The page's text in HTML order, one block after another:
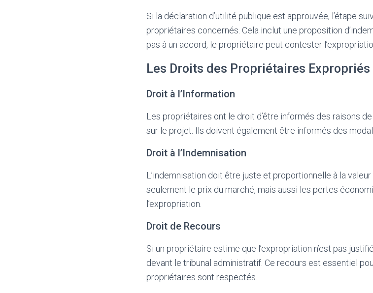
Si la déclaration d’utilité publique est approuvée, l’étape
propriétaires concernés. Cela inclut une proposition
pas à un accord, le propriétaire peut contester
Les Droits des Propriétaires Expropriés
Droit à l’Information
Les propriétaires ont le droit d’être informés des raisons
sur le projet. Ils doivent également être informés des
Droit à l’Indemnisation
L’indemnisation doit être juste et proportionnelle à la
seulement le prix du marché, mais aussi les pertes
l’expropriation.
Droit de Recours
Si un propriétaire estime que l’expropriation n’est pas
devant le tribunal administratif. Ce recours est essentiel
propriétaires sont respectés.